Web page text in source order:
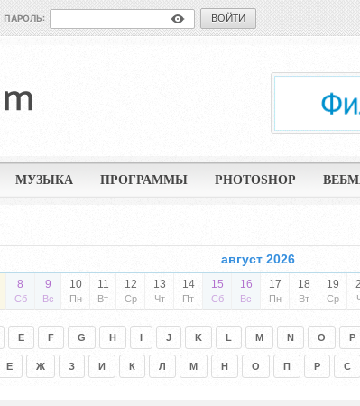
ПАРОЛЬ: ВОЙТИ
МУЗЫКА ПРОГРАММЫ PHOTOSHOP
август 2026
8
Сб
9
Вс
10
Пн
11
Вт
12
Ср
13
Чт
14
Пт
15
Сб
16
Вс
17
Пн
18
Вт
19
Ср
E F G H I J K L M N O P
Е Ж З И К Л М Н О П Р С